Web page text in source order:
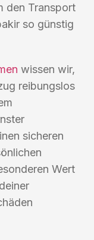
den Transport
so günstig
wissen wir,
reibungslos
sicheren
Wert